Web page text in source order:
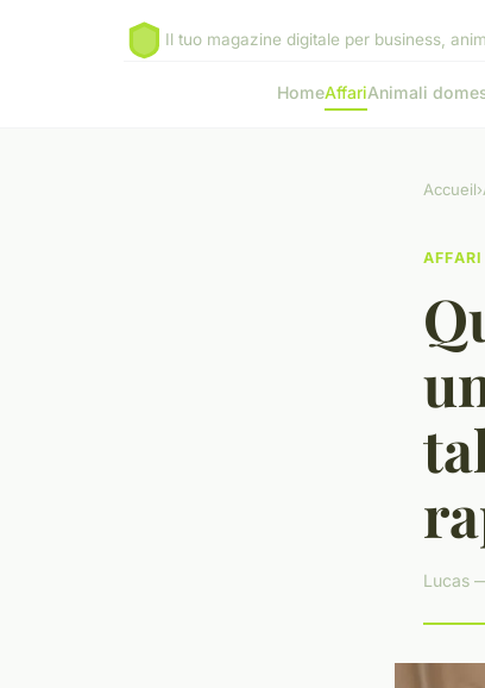
Il tuo magazine digitale per business,
HomeAffariAnimali
Accueil›
AFFARI
Lucas